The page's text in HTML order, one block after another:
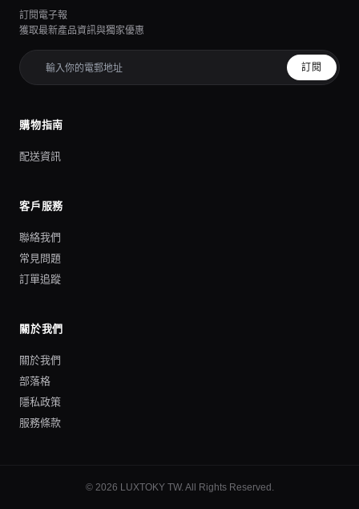
訂閱電子報
獲取最新產品資訊與獨家優惠
訂閱
購物指南
配送資訊
客戶服務
聯絡我們
常見問題
訂單追蹤
關於我們
關於我們
部落格
隱私政策
服務條款
© 2026 LUXTOKY TW. All Rights Reserved.